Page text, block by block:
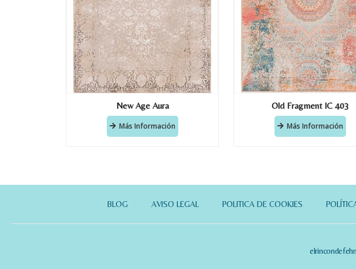
New Age Aura
Más Información
Old Fragment IC 403
Más Información
BLOG AVISO LEGAL POLITICA DE COOKIES